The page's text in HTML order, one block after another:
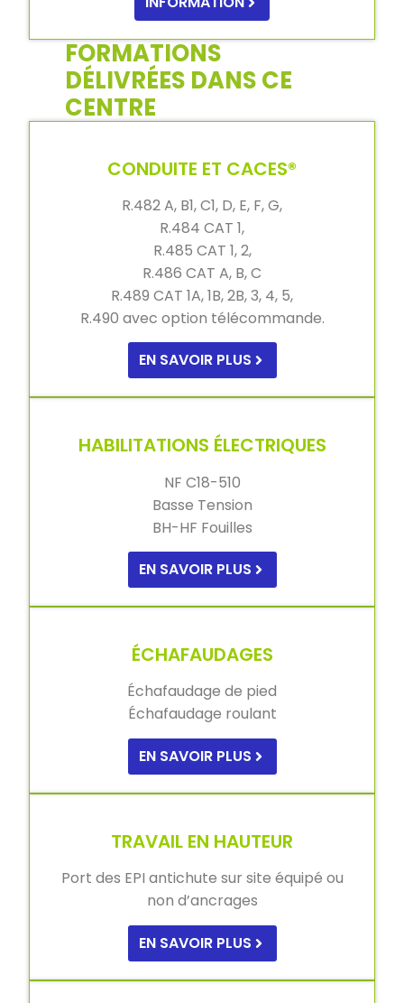
FORMATIONS
DÉLIVRÉES DANS CE
CENTRE
CONDUITE ET CACES®
R.482 A, B1, C1, D, E, F, G,
R.484 CAT 1,
R.485 CAT 1, 2,
R.486 CAT A, B, C
R.489 CAT 1A, 1B, 2B, 3, 4, 5,
R.490 avec option télécommande.
EN SAVOIR PLUS
HABILITATIONS ÉLECTRIQUES
NF C18-510
Basse Tension
BH-HF Fouilles
EN SAVOIR PLUS
ÉCHAFAUDAGES
Échafaudage de pied
Échafaudage roulant
EN SAVOIR PLUS
TRAVAIL EN HAUTEUR
Port des EPI antichute sur site équipé ou
non d’ancrages
EN SAVOIR PLUS